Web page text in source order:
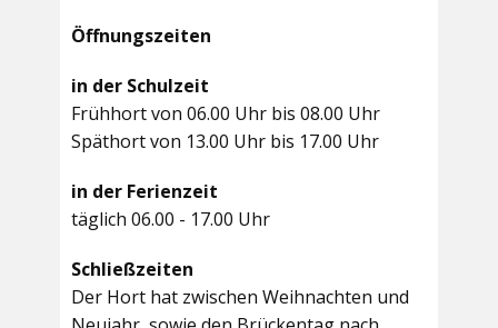
Öffnungszeiten
in der Schulzeit
Frühhort von 06.00 Uhr bis 08.00 Uhr
Späthort von 13.00 Uhr bis 17.00 Uhr
in der Ferienzeit
täglich 06.00 - 17.00 Uhr
Schließzeiten
Der Hort hat zwischen Weihnachten und